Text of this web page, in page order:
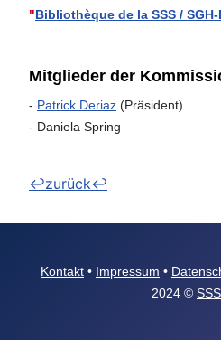
"Bibliothèque de la SSS /
Mitglieder der
- Patrick Deriaz (Präsident)
- Daniela Spring
↩zurück↩
Kontakt • Impressum •
2024 ©